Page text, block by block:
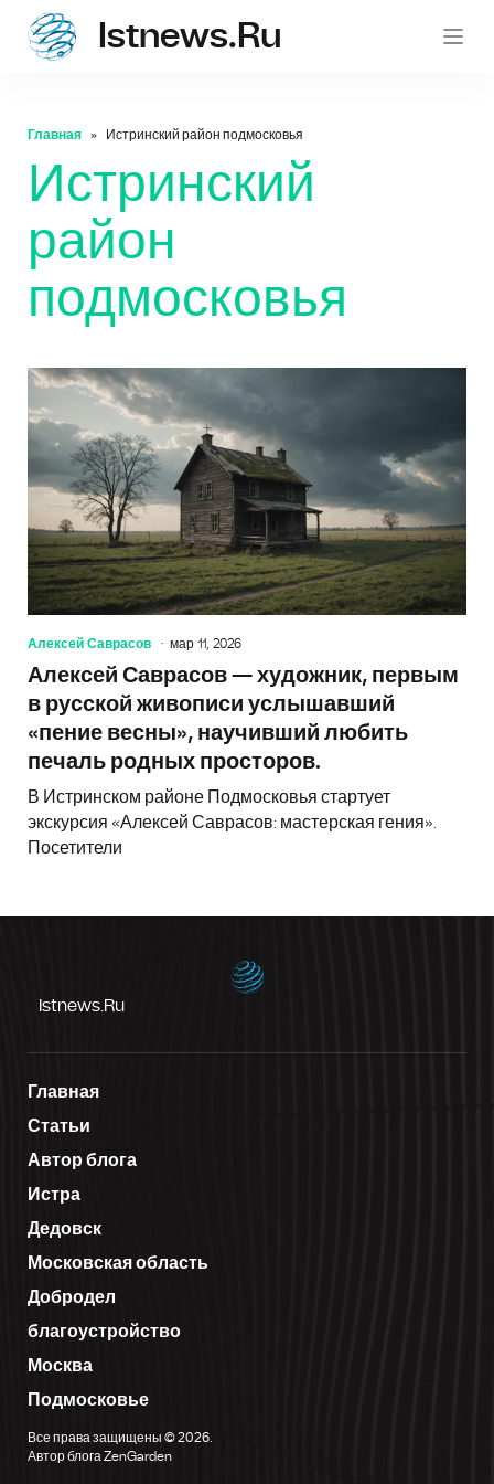
Istnews.ru
Главная Истринский район подмосковья
Истринский
район
подмосковья
Алексей Саврасов мар 11, 2026
Алексей Саврасов — художник, первым
в русской живописи услышавший
«пение весны», научивший любить
печаль родных просторов.
В Истринском районе Подмосковья стартует
экскурсия «Алексей Саврасов: мастерская гения».
Посетители
Istnews.ru
Главная
Статьи
Автор блога
Истра
Дедовск
Московская область
Добродел
благоустройство
Москва
Подмосковье
Все права защищены © 2026.
Автор блога ZenGarden